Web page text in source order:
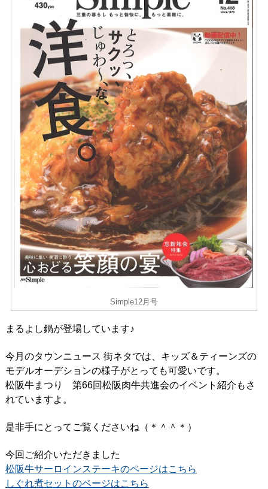
Simple12月号
まるよし鍋が登場しています♪
今月のタウンニュース 街ネタでは、キッズ＆ティーンズの
モデルオーデションの様子がとっても可愛いです。
松阪牛まつり 第66回松阪肉牛共進会のイベント紹介もさ
れていますよ。
是非手にとってご覧くださいね（＊＾＾＊）
今回ご紹介いただきました
松阪牛サーロインステーキのページはこちら
しぐれ煮セットのページはこちら